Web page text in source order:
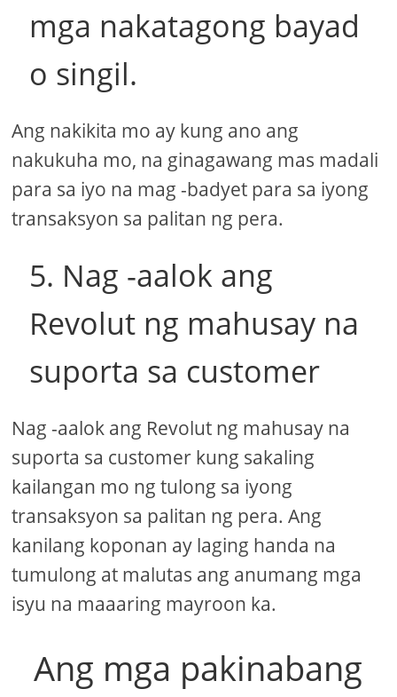
mga nakatagong bayad
o singil.
Ang nakikita mo ay kung ano ang
nakukuha mo, na ginagawang mas madali
para sa iyo na mag -badyet para sa iyong
transaksyon sa palitan ng pera.
5. Nag -aalok ang
Revolut ng mahusay na
suporta sa customer
Nag -aalok ang Revolut ng mahusay na
suporta sa customer kung sakaling
kailangan mo ng tulong sa iyong
transaksyon sa palitan ng pera. Ang
kanilang koponan ay laging handa na
tumulong at malutas ang anumang mga
isyu na maaaring mayroon ka.
Ang mga pakinabang